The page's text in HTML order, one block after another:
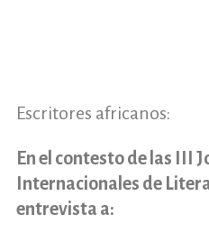
Escritores africanos:
En el contesto de las III
Internacionales de
entrevista a: